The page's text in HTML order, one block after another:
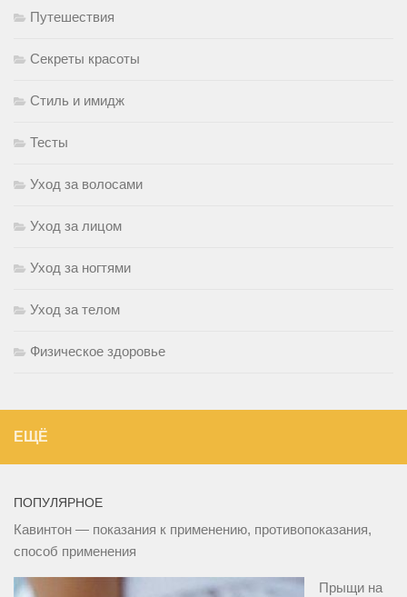
Путешествия
Секреты красоты
Стиль и имидж
Тесты
Уход за волосами
Уход за лицом
Уход за ногтями
Уход за телом
Физическое здоровье
ЕЩЁ
ПОПУЛЯРНОЕ
Кавинтон — показания к применению, противопоказания,
способ применения
Прыщи на